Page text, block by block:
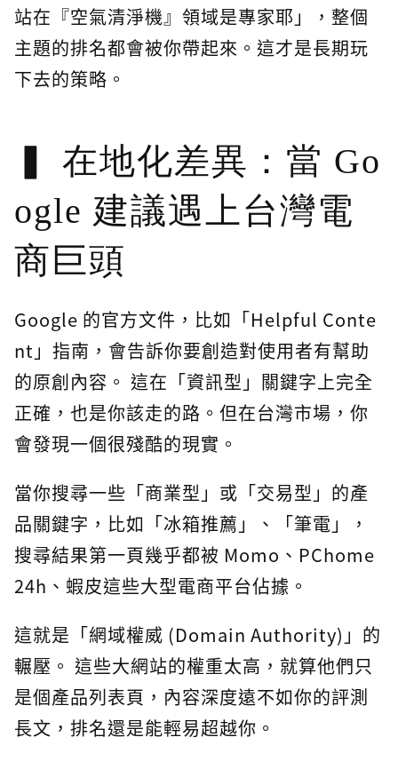
站在『空氣清淨機』領域是專家耶」，整個
主題的排名都會被你帶起來。這才是長期玩
下去的策略。
在地化差異：當 Go
ogle 建議遇上台灣電
商巨頭
Google 的官方文件，比如「Helpful Conte
nt」指南，會告訴你要創造對使用者有幫助
的原創內容。 這在「資訊型」關鍵字上完全
正確，也是你該走的路。但在台灣市場，你
會發現一個很殘酷的現實。
當你搜尋一些「商業型」或「交易型」的產
品關鍵字，比如「冰箱推薦」、「筆電」，
搜尋結果第一頁幾乎都被 Momo、PChome
24h、蝦皮這些大型電商平台佔據。
這就是「網域權威 (Domain Authority)」的
輾壓。 這些大網站的權重太高，就算他們只
是個產品列表頁，內容深度遠不如你的評測
長文，排名還是能輕易超越你。